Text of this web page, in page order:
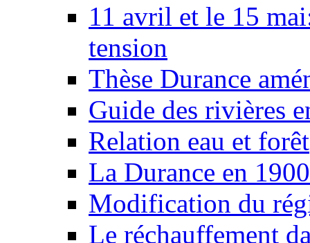
11 avril et le 15
tension
Thèse Durance
Guide des rivières
Relation eau et forêt
La Durance en 1900
Modification du
Le réchauffement